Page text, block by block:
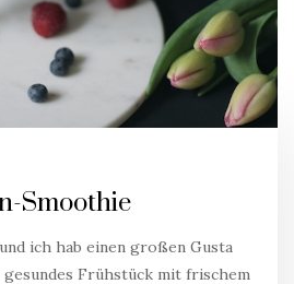
Smoothie
ich hab einen großen Gusta
gesundes Frühstück mit frischem